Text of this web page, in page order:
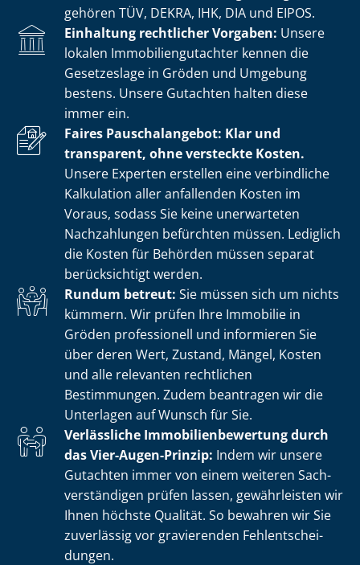
gehören TÜV, DEKRA, IHK, DIA und EIPOS.
Einhaltung rechtlicher Vorgaben: Unsere
lokalen Im­mo­bi­li­en­gut­ach­ter kennen die
Gesetzeslage in Gröden und Umgebung
bestens. Unsere Gutachten halten diese
immer ein.
Faires Pauschalangebot: Klar und
transparent, ohne versteckte Kosten.
Unsere Experten erstellen eine verbindliche
Kalkulation aller anfallenden Kosten im
Voraus, sodass Sie keine unerwarteten
Nachzahlungen befürchten müssen. Lediglich
die Kosten für Behörden müssen separat
berücksichtigt werden.
Rundum betreut: Sie müssen sich um nichts
kümmern. Wir prüfen Ihre Immobilie in
Gröden professionell und informieren Sie
über deren Wert, Zustand, Mängel, Kosten
und alle relevanten rechtlichen
Bestimmungen. Zudem beantragen wir die
Unterlagen auf Wunsch für Sie.
Verlässliche Im­mo­bi­li­en­be­wer­tung durch
das Vier-Augen-Prinzip: Indem wir unsere
Gutachten immer von einem weiteren Sach­
ver­stän­di­gen prüfen lassen, gewährleisten wir
Ihnen höchste Qualität. So bewahren wir Sie
zuverlässig vor gravierenden Fehl­ent­schei­
dun­gen.